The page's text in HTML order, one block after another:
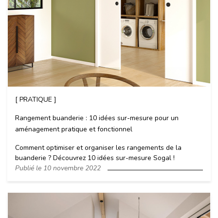
[ PRATIQUE ]
Rangement buanderie : 10 idées sur-mesure pour un
aménagement pratique et fonctionnel
Comment optimiser et organiser les rangements de la
buanderie ? Découvrez 10 idées sur-mesure Sogal !
Publié le 10 novembre 2022